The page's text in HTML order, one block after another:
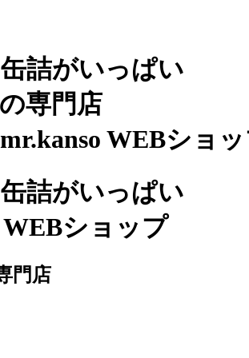
詰がいっぱい
専門店
WEBショ
詰がいっぱい
WEBショップ
門店